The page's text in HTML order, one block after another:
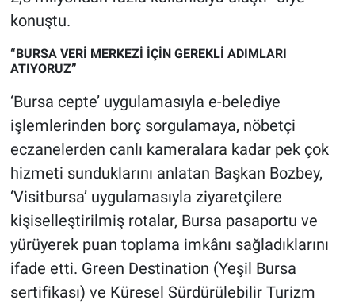
konuştu.
“BURSA VERİ MERKEZİ İÇİN GEREKLİ ADIMLARI
ATIYORUZ”
‘Bursa cepte’ uygulamasıyla e-belediye
işlemlerinden borç sorgulamaya, nöbetçi
eczanelerden canlı kameralara kadar pek çok
hizmeti sunduklarını anlatan Başkan Bozbey,
‘Visitbursa’ uygulamasıyla ziyaretçilere
kişiselleştirilmiş rotalar, Bursa pasaportu ve
yürüyerek puan toplama imkânı sağladıklarını
ifade etti. Green Destination (Yeşil Bursa
sertifikası) ve Küresel Sürdürülebilir Turizm